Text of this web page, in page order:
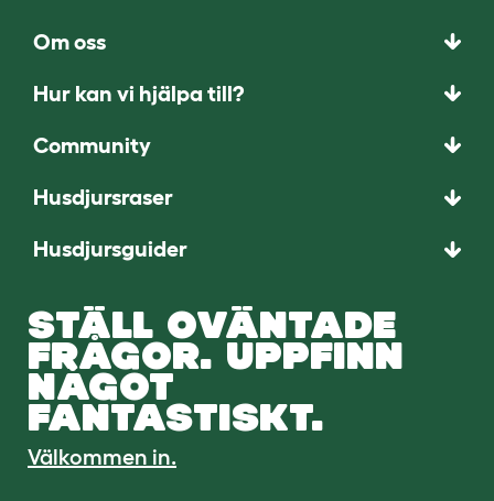
Om oss
Hur kan vi hjälpa till?
Community
Husdjursraser
Husdjursguider
STÄLL OVÄNTADE
FRÅGOR. UPPFINN
NÅGOT
FANTASTISKT.
Välkommen in.